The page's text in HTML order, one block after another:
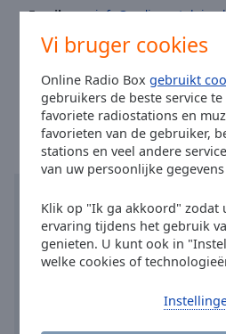
Vi bruger cookies
Online Radio Boxgebruikt
gebruikers de beste service
favoriete radiostations en
favorieten van de gebruiker,
stations en veel andere
van uw persoonlijke
Klik op "Ik ga akkoord" zodat
ervaring tijdens het gebruik
genieten. U kunt ook in
welke cookies of
Family
Email:
info@radionostalgia.nl
Facebook: @radionostalgia.nl
@78rpmwarehouse
Tijd in Amsterdam:15:53,